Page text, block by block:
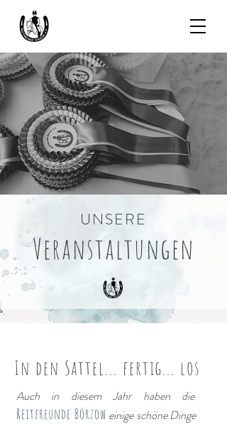
UNSERE
Veranstaltungen
In den Sattel... fertig... los
Auch in diesem Jahr haben die
Reitfreunde Börzow einige schöne Dinge